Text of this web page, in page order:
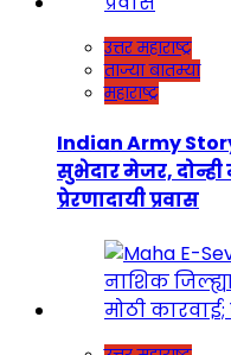
उत्तर महाराष्ट्र
ताज्या बातम्या
महाराष्ट्र
Indian Army
सुभेदार मेजर,
प्रेरणादायी प्रवास